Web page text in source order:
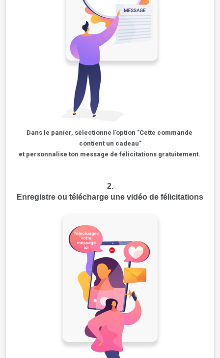
Dans le panier, sélectionne l'option "Cette commande
contient un cadeau"
et personnalise ton message de félicitations gratuitement.
2.
Enregistre ou télécharge une vidéo de félicitations